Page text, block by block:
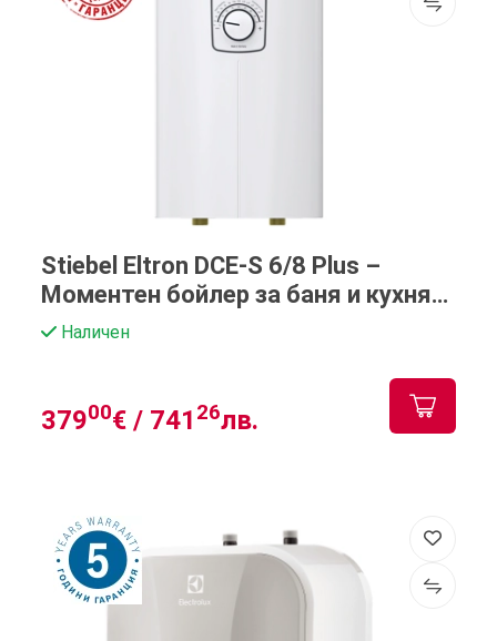
Stiebel Eltron DCE-S 6/8 Plus –
Моментен бойлер за баня и кухня
(6–8 kW)
Наличен
37900€ / 741 26лв.